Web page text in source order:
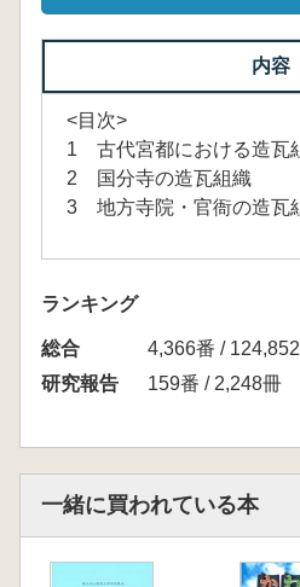
内容
<目次>
1 古代宮都における造瓦
2 国分寺の造瓦組織
3 地方寺院・官衙の造瓦
ランキング
総合
4,366番 /
研究報告
159番 / 2,248冊
一緒に買われている本